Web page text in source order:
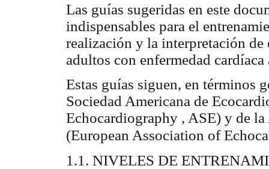
Las guías sugeridas en este
indispensables para el
realización y la interpretación de
adultos con enfermedad
Estas guías siguen, en términos
Sociedad Americana de
Echocardiography , ASE) y de
(European Association of
1.1. NIVELES DE